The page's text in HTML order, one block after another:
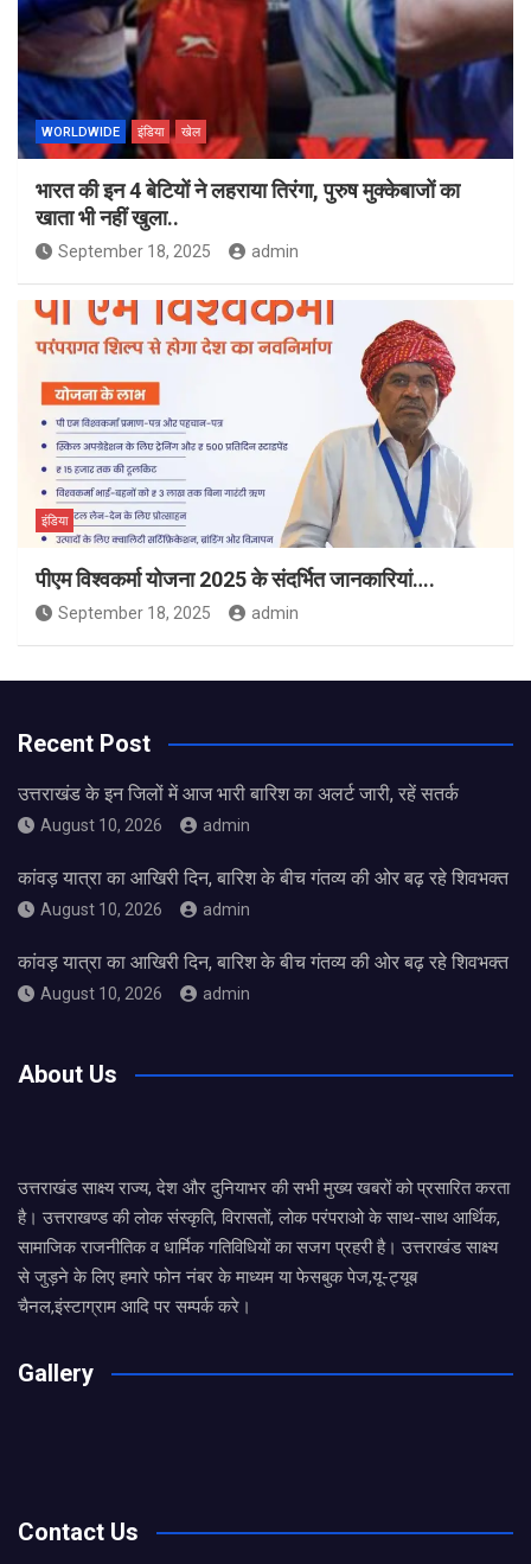
WORLDWIDE इंडिया खेल
भारत की इन 4 बेटियों ने लहराया तिरंगा, पुरुष मुक्केबाजों का
खाता भी नहीं खुला..
September 18, 2025 admin
इंडिया
पीएम विश्वकर्मा योजना 2025 के संदर्भित जानकारियां….
September 18, 2025 admin
Recent Post
उत्तराखंड के इन जिलों में आज भारी बारिश का अलर्ट जारी, रहें सतर्क
August 10, 2026 admin
कांवड़ यात्रा का आखिरी दिन, बारिश के बीच गंतव्य की ओर बढ़ रहे शिवभक्त
August 10, 2026 admin
कांवड़ यात्रा का आखिरी दिन, बारिश के बीच गंतव्य की ओर बढ़ रहे शिवभक्त
August 10, 2026 admin
About Us
उत्तराखंड साक्ष्य राज्य, देश और दुनियाभर की सभी मुख्य खबरों को प्रसारित करता
है। उत्तराखण्ड की लोक संस्कृति, विरासतों, लोक परंपराओ के साथ-साथ आर्थिक,
सामाजिक राजनीतिक व धार्मिक गतिविधियों का सजग प्रहरी है। उत्तराखंड साक्ष्य
से जुड़ने के लिए हमारे फोन नंबर के माध्यम या फेसबुक पेज,यू-ट्यूब
चैनल,इंस्टाग्राम आदि पर सम्पर्क करे।
Gallery
Contact Us